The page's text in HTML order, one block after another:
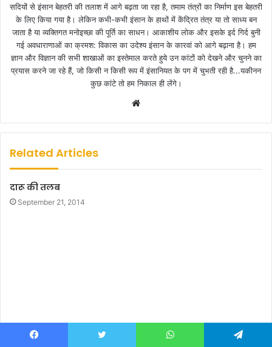
सदियों से इंसान बेहतरी की तलाश में आगे बढ़ता जा रहा है, तमाम तंत्रों का निर्माण इस बेहतरी
के लिए किया गया है। लेकिन कभी-कभी इंसान के हाथों में केंद्रित तंत्र या तो साध्य बन
जाता है या व्यक्तिगत मनोइच्छा की पूर्ति का साधन। आकाशीय लोक और इसके इर्द गिर्द बुनी
गई अवधाराणाओं का क्रमश: विकास का उदेश्य इंसान के कारवां को आगे बढ़ाना है। हम
ज्ञान और विज्ञान की सभी शाखाओं का इस्तेमाल करते हुये उन कांटों को देखने और चुनने का
प्रयास करने जा रहे हैं, जो किसी न किसी रूप में इंसानियत के पग में चुभती रही है...यकीनन
कुछ कांटे तो हम निकाल ही लेंगे।
b
Related Articles
दारू की तलब
September 21, 2014